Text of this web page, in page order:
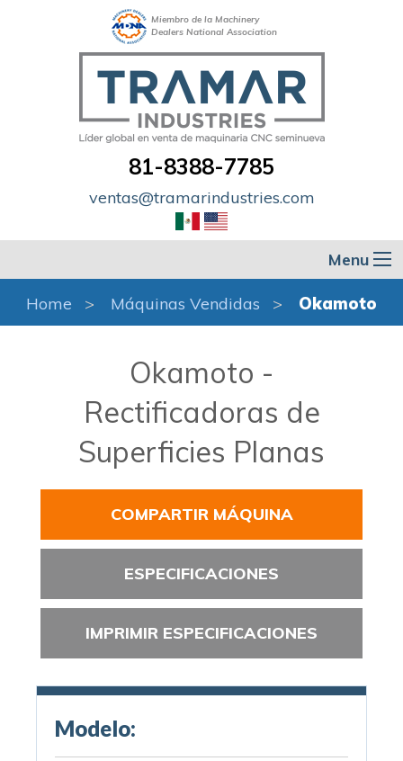
Miembro de la Machinery
Dealers National Association
81-8388-7785
ventas@tramarindustries.com
Menu
Home Máquinas Vendidas Okamoto
Okamoto -
Rectificadoras de
Superficies Planas
COMPARTIR MÁQUINA
ESPECIFICACIONES
IMPRIMIR ESPECIFICACIONES
Modelo: